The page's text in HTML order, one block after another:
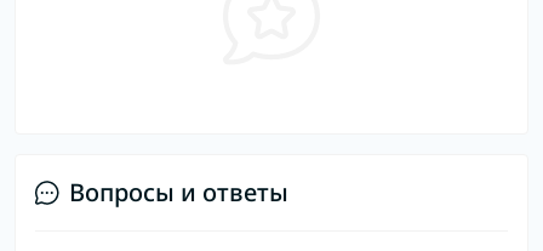
Вопросы и ответы